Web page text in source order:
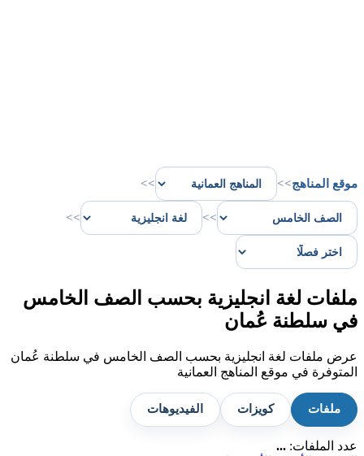
موقع المناهج>>
>>
>>
>>
ملفات لغة انجليزية بحسب الصف الخامس
في سلطنة عُمان
عرض ملفات لغة انجليزية بحسب الصف الخامس في سلطنة عُمان
المتوفرة في موقع المناهج العمانية
ملفات كويزات الفيديوهات
عدد الملفات: ...